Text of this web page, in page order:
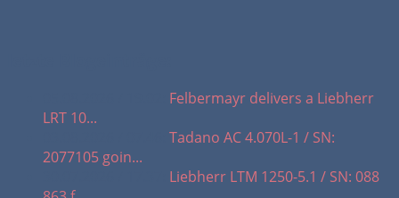
Felbermayr delivers a Liebherr
LRT 10...
Tadano AC 4.070L-1 / SN:
2077105 goin...
Liebherr LTM 1250-5.1 / SN: 088